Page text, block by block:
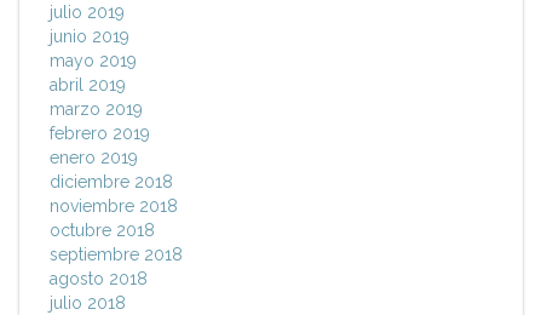
julio 2019
junio 2019
mayo 2019
abril 2019
marzo 2019
febrero 2019
enero 2019
diciembre 2018
noviembre 2018
octubre 2018
septiembre 2018
agosto 2018
julio 2018